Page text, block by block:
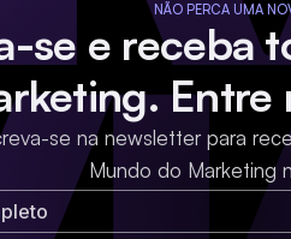
NÃO PERCA UMA
se e receba
Entre
se na newsletter para
Mundo do Marketing